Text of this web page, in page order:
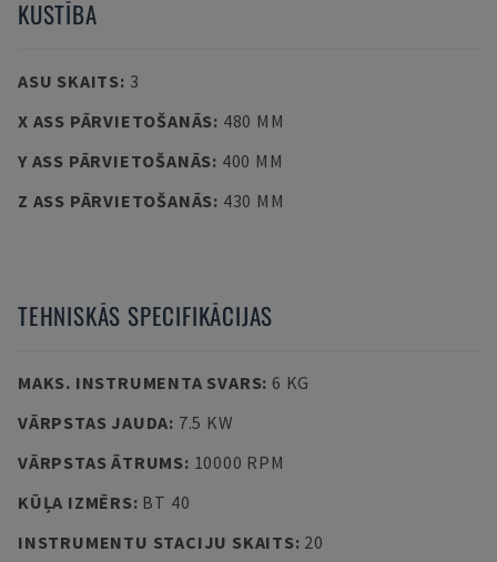
KUSTĪBA
ASU SKAITS: 3
X ASS PĀRVIETOŠANĀS: 480 MM
Y ASS PĀRVIETOŠANĀS: 400 MM
Z ASS PĀRVIETOŠANĀS: 430 MM
TEHNISKĀS SPECIFIKĀCIJAS
MAKS. INSTRUMENTA SVARS: 6 KG
VĀRPSTAS JAUDA: 7.5 KW
VĀRPSTAS ĀTRUMS: 10000 RPM
KŪĻA IZMĒRS: BT 40
INSTRUMENTU STACIJU SKAITS: 20